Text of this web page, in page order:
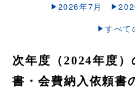
2026年7月
すべて
次年度（2024年度
書・会費納入依頼書